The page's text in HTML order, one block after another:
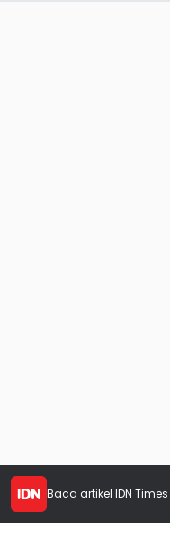
Baca artikel IDN Times